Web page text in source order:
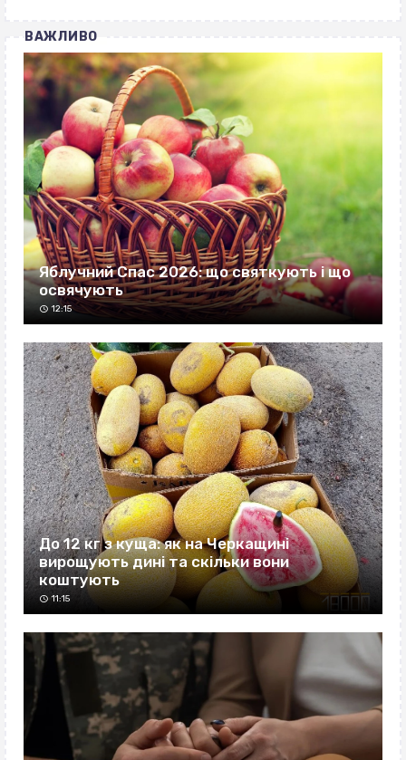
ВАЖЛИВО
Яблучний Спас 2026: що святкують і що
освячують
12:15
До 12 кг з куща: як на Черкащині
вирощують дині та скільки вони
коштують
11:15